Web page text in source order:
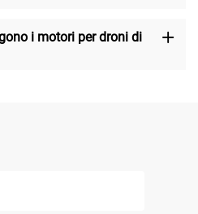
i motori per droni di